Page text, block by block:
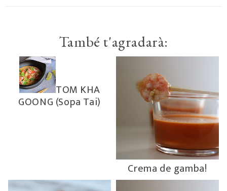
També t'agradarà:
TOM KHA
GOONG (Sopa Tai)
Crema de gamba!